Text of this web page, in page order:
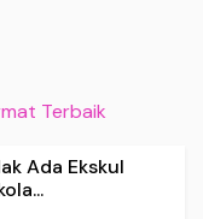
Terbaik
Ada Ekskul